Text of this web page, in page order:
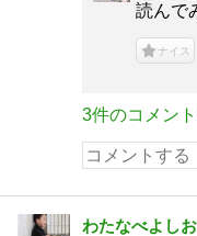
読んで
ナイス
3件のコメン
わたなべよしお